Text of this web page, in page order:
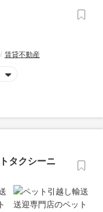
賃貸不動産
タクシーニ